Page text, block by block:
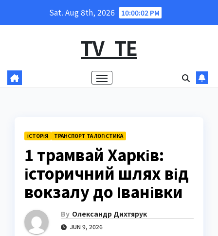
Sat. Aug 8th, 2026 10:00:03 PM
TV_TE
ІСТОРІЯ ТРАНСПОРТ ТА ЛОГІСТИКА
1 трамвай Харків:
історичний шлях від
вокзалу до Іванівки
By Олександр Дихтярук
JUN 9, 2026